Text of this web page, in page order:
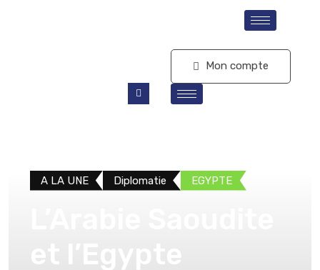
Mon compte
A LA UNE Diplomatie EGYPTE